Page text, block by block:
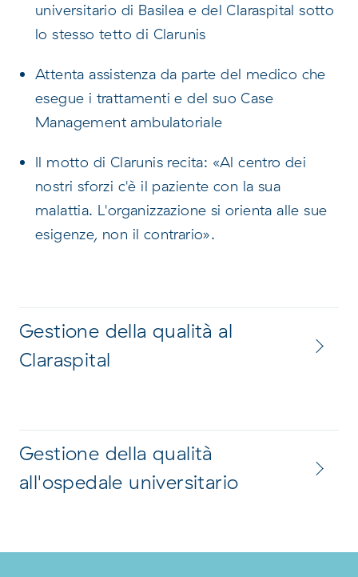
universitario di Basilea e del Claraspital sotto
lo stesso tetto di Clarunis
Attenta assistenza da parte del medico che
esegue i trattamenti e del suo Case
Management ambulatoriale
Il motto di Clarunis recita: «Al centro dei
nostri sforzi c'è il paziente con la sua
malattia. L'organizzazione si orienta alle sue
esigenze, non il contrario».
Gestione della qualità al
Claraspital
Gestione della qualità
all'ospedale universitario